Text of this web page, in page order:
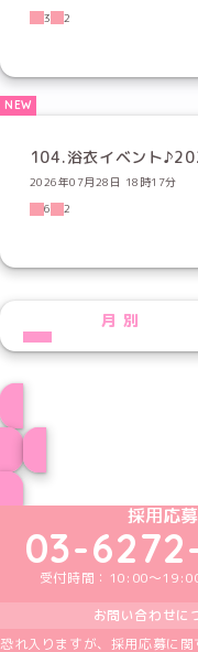
3
2
104.浴衣イベント
2026年07月28日 18時17分
6
2
月別
めい
採用応募
03-
受付時間：10:00～19:00
お問い合わせに
恐れ入りますが、採用応募に